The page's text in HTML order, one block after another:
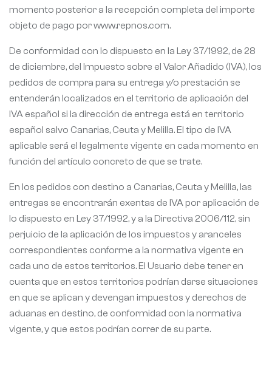
momento posterior a la recepción completa del importe
objeto de pago por www.repnos.com.
De conformidad con lo dispuesto en la Ley 37/1992, de 28
de diciembre, del Impuesto sobre el Valor Añadido (IVA), los
pedidos de compra para su entrega y/o prestación se
entenderán localizados en el territorio de aplicación del
IVA español si la dirección de entrega está en territorio
español salvo Canarias, Ceuta y Melilla. El tipo de IVA
aplicable será el legalmente vigente en cada momento en
función del artículo concreto de que se trate.
En los pedidos con destino a Canarias, Ceuta y Melilla, las
entregas se encontrarán exentas de IVA por aplicación de
lo dispuesto en Ley 37/1992, y a la Directiva 2006/112, sin
perjuicio de la aplicación de los impuestos y aranceles
correspondientes conforme a la normativa vigente en
cada uno de estos territorios. El Usuario debe tener en
cuenta que en estos territorios podrían darse situaciones
en que se aplican y devengan impuestos y derechos de
aduanas en destino, de conformidad con la normativa
vigente, y que estos podrían correr de su parte.